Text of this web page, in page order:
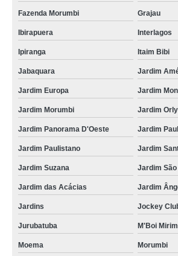
centro de usinagem high speed Campo Belo
centro de usinagem importado Jardim Santa
centro de usinagem cnc Itupeva
onde encontro centro de usinagem high speed
onde encontro centro de usinagem cnc Vale do
centros de usinagem 3 eixos Vila Clementino
centro de usinagem horizontal Ibirapuera
centro de usinagem em cnc Santa Teresinha de
onde tem centro de usinagem vertical Brooklin
Fazenda Morumbi Grajau
Ibirapuera Interlagos
Ipiranga Itaim Bibi
Jabaquara Jardim
Jardim Europa Jardim
Jardim Morumbi Jardim Orly
Jardim Panorama D'Oeste Jardim
Jardim Paulistano Jardim
Jardim Suzana Jardim São
Jardim das Acácias Jardim
Jardins Jockey
Jurubatuba M'Boi Mirim
Moema Morumbi